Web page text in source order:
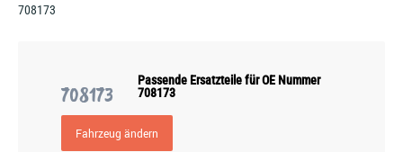
708173
708173
Passende Ersatzteile für OE Nummer
708173
Fahrzeug ändern